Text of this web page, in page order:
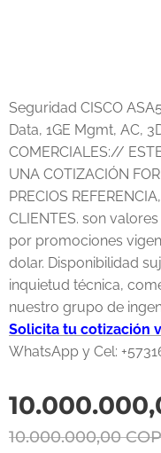
Seguridad CISCO
Data, 1GE Mgmt, AC,
COMERCIALES://
UNA COTIZACIÓN
PRECIOS
CLIENTES. son
por promociones
dolar. Disponibilidad
inquietud técnica,
nuestro grupo de
Solicita tu cotización
WhatsApp y Cel:
10.000.000,00COP